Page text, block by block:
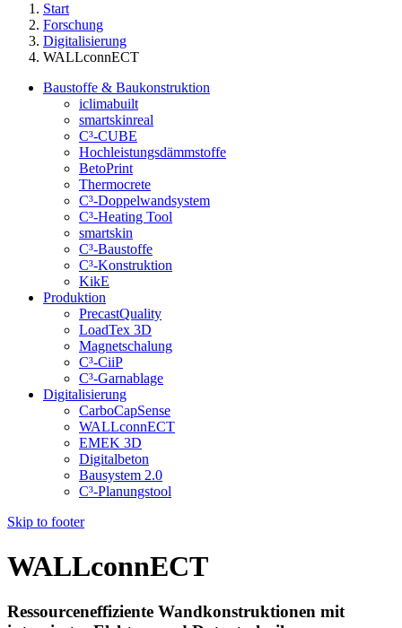
Start
Forschung
Digitalisierung
WALLconnECT
Baustoffe & Baukonstruktion
iclimabuilt
smartskinreal
C³-CUBE
Hochleistungsdämmstoffe
BetoPrint
Thermocrete
C³-Doppelwandsystem
C³-Heating Tool
smartskin
C³-Baustoffe
C³-Konstruktion
KikE
Produktion
PrecastQuality
LoadTex 3D
Magnetschalung
C³-CiiP
C³-Garnablage
Digitalisierung
CarboCapSense
WALLconnECT
EMEK 3D
Digitalbeton
Bausystem 2.0
C³-Planungstool
Skip to footer
WALLconnECT
Ressourceneffiziente Wandkonstruktionen mit